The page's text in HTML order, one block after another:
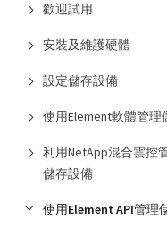
歡迎試用
安裝及維護硬體
設定儲存設備
使用Element軟體管理
利用NetApp混合雲控
儲存設備
使用Element API管理